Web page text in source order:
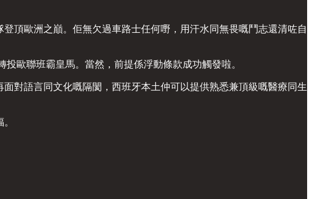
頂歐洲之巔。佢無欠過車路士任何嘢，用汗水同無畏嘅鬥志還清咗自
歐聯班霸皇馬。當然，前提係浮動條款成功觸發啦。
對語言同文化嘅隔閡，西班牙本土仲可以提供熟悉兼頂級嘅醫療同生